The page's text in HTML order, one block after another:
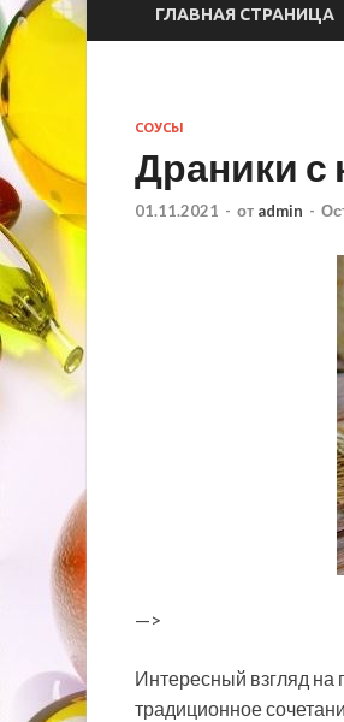
ГЛАВНАЯ СТРАНИЦА
СОУСЫ
Драники с
01.11.2021 - от admin -
—>
Интересный взгляд
традиционное